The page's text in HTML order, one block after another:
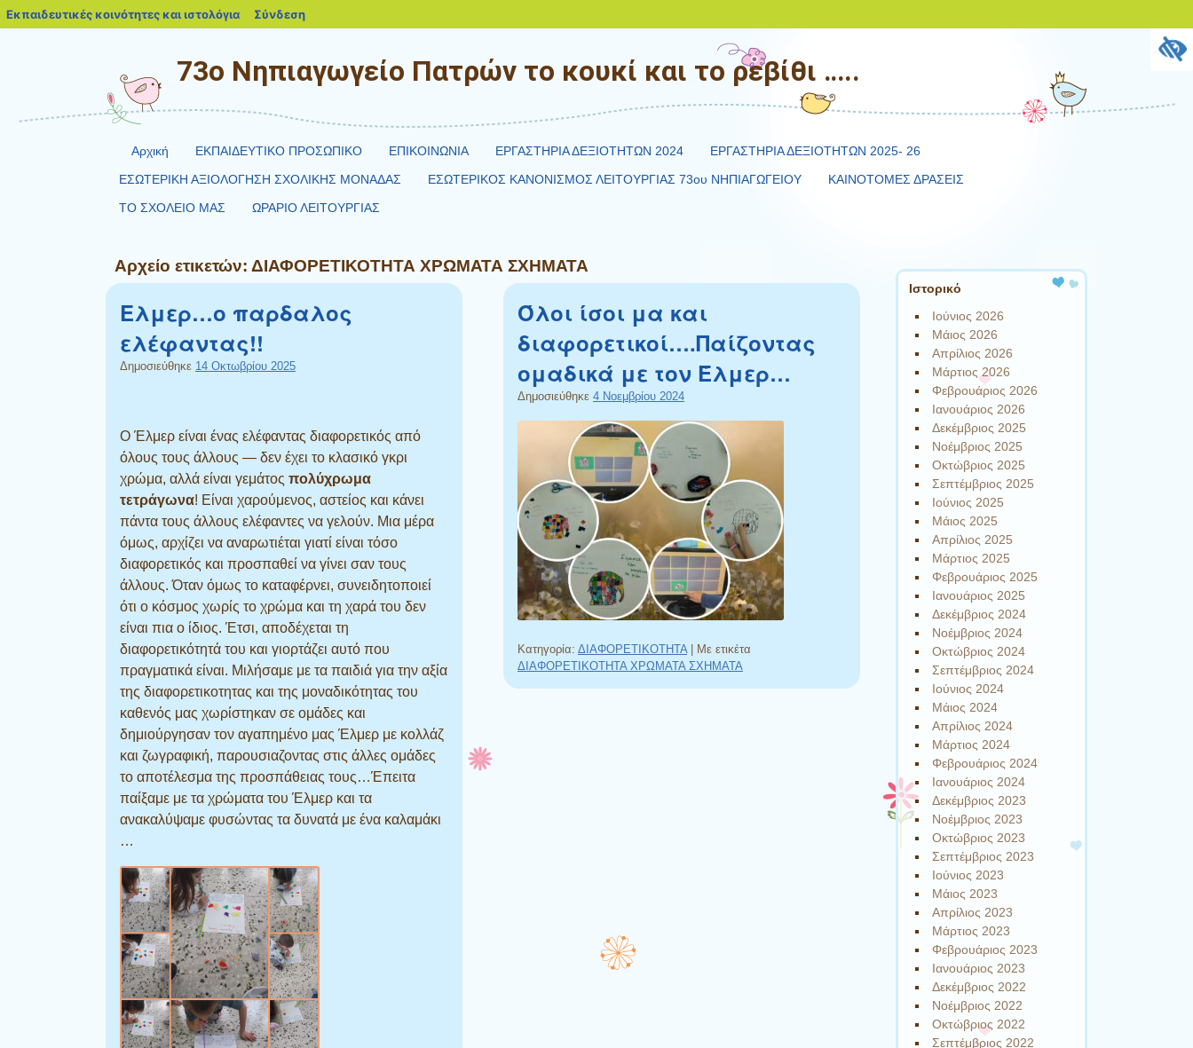
73ο Νηπιαγωγείο Πατρών το κουκί και το ρεβίθι …..
Αρχική ΕΚΠΑΙΔΕΥΤΙΚΟ ΠΡΟΣΩΠΙΚΟ ΕΠΙΚΟΙΝΩΝΙΑ ΕΡΓΑΣΤΗΡΙΑ ΔΕΞΙΟΤΗΤΩΝ 2024
ΕΡΓΑΣΤΗΡΙΑ ΔΕΞΙΟΤΗΤΩΝ 2025- 26
ΕΣΩΤΕΡΙΚΗ ΑΞΙΟΛΟΓΗΣΗ ΣΧΟΛΙΚΗΣ ΜΟΝΑΔΑΣ
ΕΣΩΤΕΡΙΚΟΣ ΚΑΝΟΝΙΣΜΟΣ ΛΕΙΤΟΥΡΓΙΑΣ 73ου ΝΗΠΙΑΓΩΓΕΙΟΥ
ΚΑΙΝΟΤΟΜΕΣ ΔΡΑΣΕΙΣ
ΤΟ ΣΧΟΛΕΙΟ ΜΑΣ
ΩΡΑΡΙΟ ΛΕΙΤΟΥΡΓΙΑΣ
Αρχείο ετικετών: ΔΙΑΦΟΡΕΤΙΚΟΤΗΤΑ ΧΡΩΜΑΤΑ ΣΧΗΜΑΤΑ
Ελμερ…ο παρδαλος
ελέφαντας!!
Δημοσιεύθηκε 14 Οκτωβρίου 2025
Ο Έλμερ είναι ένας ελέφαντας διαφορετικός από
όλους τους άλλους — δεν έχει το κλασικό γκρι
χρώμα, αλλά είναι γεμάτος πολύχρωμα
τετράγωνα! Είναι χαρούμενος, αστείος και κάνει
πάντα τους άλλους ελέφαντες να γελούν. Μια μέρα
όμως, αρχίζει να αναρωτιέται γιατί είναι τόσο
διαφορετικός και προσπαθεί να γίνει σαν τους
άλλους. Όταν όμως το καταφέρνει, συνειδητοποιεί
ότι ο κόσμος χωρίς το χρώμα και τη χαρά του δεν
είναι πια ο ίδιος. Έτσι, αποδέχεται τη
διαφορετικότητά του και γιορτάζει αυτό που
πραγματικά είναι. Μιλήσαμε με τα παιδιά για την αξία
της διαφορετικοτητας και της μοναδικότητας του
καθενός μας χωρίστηκαν σε ομάδες και
δημιούργησαν τον αγαπημένο μας Έλμερ με κολλάζ
και ζωγραφική, παρουσιαζοντας στις άλλες ομάδες
το αποτέλεσμα της προσπάθειας τους…Έπειτα
παίξαμε με τα χρώματα του Έλμερ και τα
ανακαλύψαμε φυσώντας τα δυνατά με ένα καλαμάκι
…
Όλοι ίσοι μα και
διαφορετικοί….Παίζοντας
ομαδικά με τον Έλμερ…
Δημοσιεύθηκε 4 Νοεμβρίου 2024
Κατηγορία: ΔΙΑΦΟΡΕΤΙΚΟΤΗΤΑ
Με ετικέτα
ΔΙΑΦΟΡΕΤΙΚΟΤΗΤΑ ΧΡΩΜΑΤΑ ΣΧΗΜΑΤΑ
Ιστορικό
Ιούνιος 2026
Μάιος 2026
Απρίλιος 2026
Μάρτιος 2026
Φεβρουάριος 2026
Ιανουάριος 2026
Δεκέμβριος 2025
Νοέμβριος 2025
Οκτώβριος 2025
Σεπτέμβριος 2025
Ιούνιος 2025
Μάιος 2025
Απρίλιος 2025
Μάρτιος 2025
Φεβρουάριος 2025
Ιανουάριος 2025
Δεκέμβριος 2024
Νοέμβριος 2024
Οκτώβριος 2024
Σεπτέμβριος 2024
Ιούνιος 2024
Μάιος 2024
Απρίλιος 2024
Μάρτιος 2024
Φεβρουάριος 2024
Ιανουάριος 2024
Δεκέμβριος 2023
Νοέμβριος 2023
Οκτώβριος 2023
Σεπτέμβριος 2023
Ιούνιος 2023
Μάιος 2023
Απρίλιος 2023
Μάρτιος 2023
Φεβρουάριος 2023
Ιανουάριος 2023
Δεκέμβριος 2022
Νοέμβριος 2022
Οκτώβριος 2022
Σεπτέμβριος 2022
Εκπαιδευτικές κοινότητες και ιστολόγια blogs.sch.gr
Σύνδεση